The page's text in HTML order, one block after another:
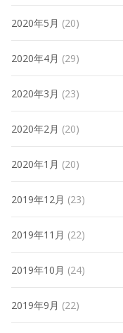
2020年5月 (20)
2020年4月 (29)
2020年3月 (23)
2020年2月 (20)
2020年1月 (20)
2019年12月 (23)
2019年11月 (22)
2019年10月 (24)
2019年9月 (22)